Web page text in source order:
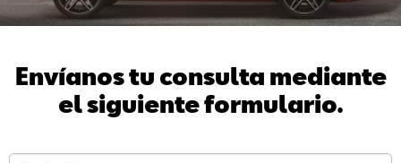
Envíanos tu consulta mediante
el siguiente formulario.